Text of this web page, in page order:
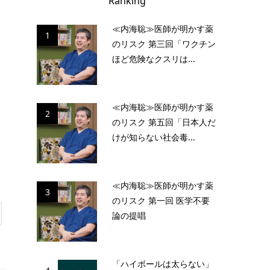
1
≪内海聡≫医師が明かす薬
のリスク 第三回「ワクチン
ほど危険なクスリは...
2
≪内海聡≫医師が明かす薬
のリスク 第五回「日本人だ
けが知らない社会毒...
3
≪内海聡≫医師が明かす薬
のリスク 第一回 医学不要
論の提唱
「ハイボールは太らない」